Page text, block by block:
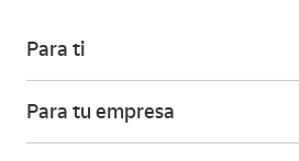
Para ti
Para tu empresa